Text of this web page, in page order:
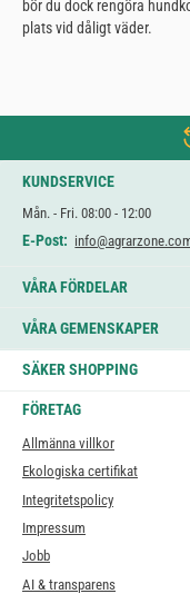
bör du dock rengöra
plats vid dåligt väder.
KUNDSERVICE
Mån. - Fri. 08:00 - 12:00
E-Post:
VÅRA FÖRDELAR
VÅRA GEMENSKAPER
SÄKER SHOPPING
FÖRETAG
Allmänna villkor
Ekologiska certifikat
Integritetspolicy
Impressum
Jobb
AI & transparens